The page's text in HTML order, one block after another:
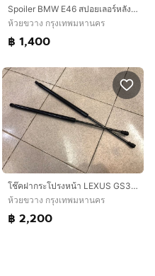
Spoiler BMW E46 สปอยเลอร์หลังตรงรุ่น 3 Series 318i 320i 323i 330i ใส่ได้ทุกรุ่น ปี 1998-2006 มือสอง
ห้วยขวาง กรุงเทพมหานคร
฿ 1,400
โช๊คฝากระโปรงหน้า LEXUS GS300 Aristo ES300 IS250 LS460 Camry
ห้วยขวาง กรุงเทพมหานคร
฿ 2,200